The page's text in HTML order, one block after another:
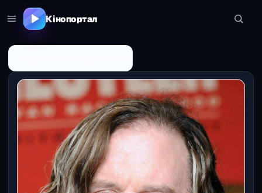
Кінопортал